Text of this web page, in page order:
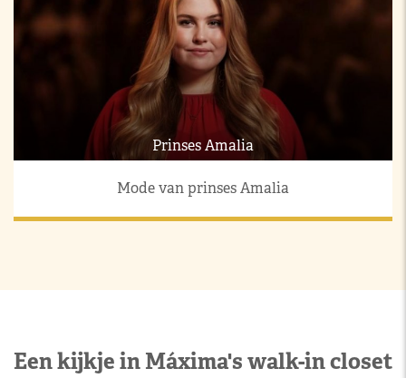
Prinses Amalia
Mode van prinses Amalia
Een kijkje in Máxima's walk-in closet